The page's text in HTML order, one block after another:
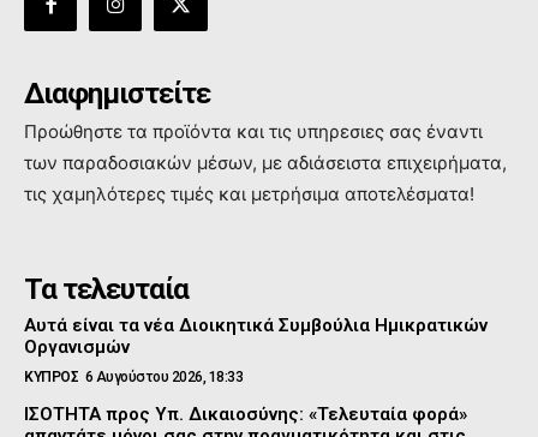
Διαφημιστείτε
Προώθηστε τα προϊόντα και τις υπηρεσιες σας έναντι
των παραδοσιακών μέσων, με αδιάσειστα επιχειρήματα,
τις χαμηλότερες τιμές και μετρήσιμα αποτελέσματα!
Τα τελευταία
Αυτά είναι τα νέα Διοικητικά Συμβούλια Ημικρατικών
Οργανισμών
ΚΥΠΡΟΣ 6 Αυγούστου 2026, 18:33
ΙΣΟΤΗΤΑ προς Υπ. Δικαιοσύνης: «Τελευταία φορά»